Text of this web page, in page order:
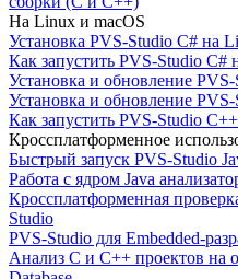
На Linux и macOS
Установка PVS-Studio C# на
Как запустить PVS-Studio C#
Установка и обновление
Установка и обновление
Как запустить PVS-Studio
Кроссплатформенное
Быстрый запуск PVS-Studio
Работа с ядром Java
Кроссплатформенная
Studio
PVS-Studio для Embedded-
Анализ C и C++ проектов на